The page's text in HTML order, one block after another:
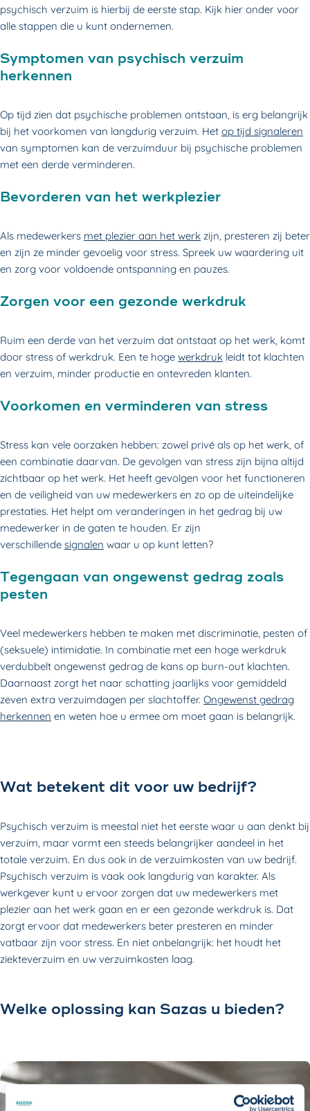
psychisch verzuim is hierbij de eerste stap. Kijk hier onder voor
alle stappen die u kunt ondernemen.
Symptomen van psychisch verzuim
herkennen
Op tijd zien dat psychische problemen ontstaan, is erg belangrijk
bij het voorkomen van langdurig verzuim. Het op tijd signaleren
van symptomen kan de verzuimduur bij psychische problemen
met een derde verminderen.
Bevorderen van het werkplezier
Als medewerkers met plezier aan het werk zijn, presteren zij beter
en zijn ze minder gevoelig voor stress. Spreek uw waardering uit
en zorg voor voldoende ontspanning en pauzes.
Zorgen voor een gezonde werkdruk
Ruim een derde van het verzuim dat ontstaat op het werk, komt
door stress of werkdruk. Een te hoge werkdruk leidt tot klachten
en verzuim, minder productie en ontevreden klanten.
Voorkomen en verminderen van stress
Stress kan vele oorzaken hebben: zowel privé als op het werk, of
een combinatie daarvan. De gevolgen van stress zijn bijna altijd
zichtbaar op het werk. Het heeft gevolgen voor het functioneren
en de veiligheid van uw medewerkers en zo op de uiteindelijke
prestaties. Het helpt om veranderingen in het gedrag bij uw
medewerker in de gaten te houden. Er zijn
verschillende signalen waar u op kunt letten?
Tegengaan van ongewenst gedrag zoals
pesten
Veel medewerkers hebben te maken met discriminatie, pesten of
(seksuele) intimidatie. In combinatie met een hoge werkdruk
verdubbelt ongewenst gedrag de kans op burn-out klachten.
Daarnaast zorgt het naar schatting jaarlijks voor gemiddeld
zeven extra verzuimdagen per slachtoffer. Ongewenst gedrag
herkennen en weten hoe u ermee om moet gaan is belangrijk.
Wat betekent dit voor uw bedrijf?
Psychisch verzuim is meestal niet het eerste waar u aan denkt bij
verzuim, maar vormt een steeds belangrijker aandeel in het
totale verzuim. En dus ook in de verzuimkosten van uw bedrijf.
Psychisch verzuim is vaak ook langdurig van karakter. Als
werkgever kunt u ervoor zorgen dat uw medewerkers met
plezier aan het werk gaan en er een gezonde werkdruk is. Dat
zorgt ervoor dat medewerkers beter presteren en minder
vatbaar zijn voor stress. En niet onbelangrijk: het houdt het
ziekteverzuim en uw verzuimkosten laag.
Welke oplossing kan Sazas u bieden?